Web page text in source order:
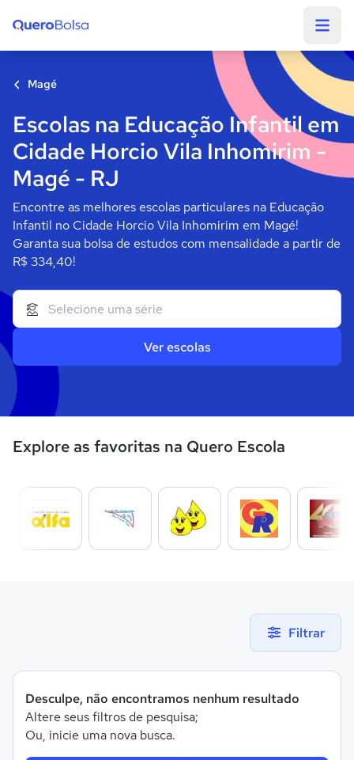
Magé
Escolas na Educação Infantil em
Cidade Horcio Vila Inhomirim -
Magé - RJ
Encontre as melhores escolas particulares na Educação
Infantil no Cidade Horcio Vila Inhomirim em Magé!
Garanta sua bolsa de estudos com mensalidade a partir de
R$ 334,40!
Ver escolas
Explore as favoritas na Quero Escola
Filtrar
Desculpe, não encontramos nenhum resultado
Altere seus filtros de pesquisa;
Ou, inicie uma nova busca.